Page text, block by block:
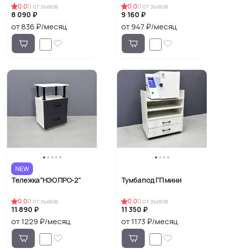
0.00 отзывов
8 090 ₽
от 836 ₽/месяц
0.00 отзывов
9 160 ₽
от 947 ₽/месяц
NEW
Тележка "НЭО ПРО-2"
0.00 отзывов
11 890 ₽
от 1229 ₽/месяц
Тумба под ГП мини
0.00 отзывов
11 350 ₽
от 1173 ₽/месяц